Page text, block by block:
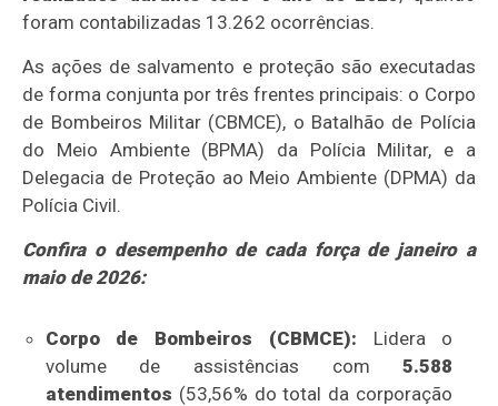
foram contabilizadas 13.262 ocorrências.
As ações de salvamento e proteção são executadas
de forma conjunta por três frentes principais: o Corpo
de Bombeiros Militar (CBMCE), o Batalhão de Polícia
do Meio Ambiente (BPMA) da Polícia Militar, e a
Delegacia de Proteção ao Meio Ambiente (DPMA) da
Polícia Civil.
Confira o desempenho de cada força de janeiro a
maio de 2026:
Corpo de Bombeiros (CBMCE): Lidera o
volume de assistências com5.588
atendimentos (53,56% do total da corporação